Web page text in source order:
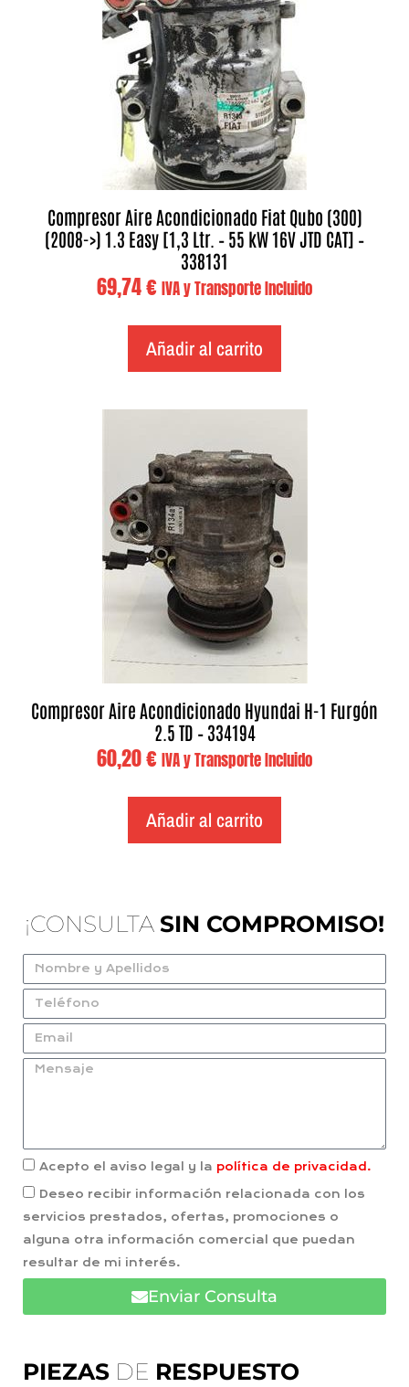
Compresor Aire Acondicionado Fiat Qubo (300)
(2008->) 1.3 Easy [1,3 Ltr. – 55 kW 16V JTD CAT] –
338131
69,74€ IVA y Transporte Incluido
Añadir al carrito
Compresor Aire Acondicionado Hyundai H-1 Furgón
2.5 TD – 334194
60,20€ IVA y Transporte Incluido
Añadir al carrito
PIEZAS DE RESPUESTO
¡CONSULTA SIN COMPROMISO!
Acepto el aviso legal y la política de privacidad.
Deseo recibir información relacionada con los
servicios prestados, ofertas, promociones o
alguna otra información comercial que puedan
resultar de mi interés.
Enviar Consulta